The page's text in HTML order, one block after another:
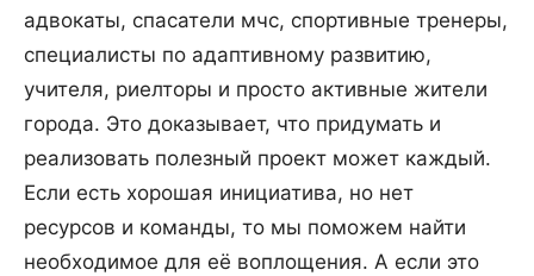
адвокаты, спасатели мчс, спортивные тренеры,
специалисты по адаптивному развитию,
учителя, риелторы и просто активные жители
города. Это доказывает, что придумать и
реализовать полезный проект может каждый.
Если есть хорошая инициатива, но нет
ресурсов и команды, то мы поможем найти
необходимое для её воплощения. А если это